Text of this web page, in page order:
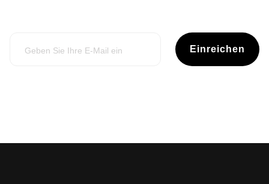
Einreichen